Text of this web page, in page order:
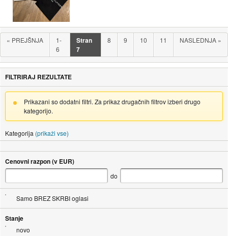
« PREJŠNJA
1-
6
Stran
7
8 9 10 11 NASLEDNJA »
FILTRIRAJ REZULTATE
Prikazani so dodatni filtri. Za prikaz drugačnih filtrov izberi drugo
kategorijo.
Kategorija (prikaži vse)
Cenovni razpon (v EUR)
do
Samo BREZ SKRBI oglasi
Stanje
novo